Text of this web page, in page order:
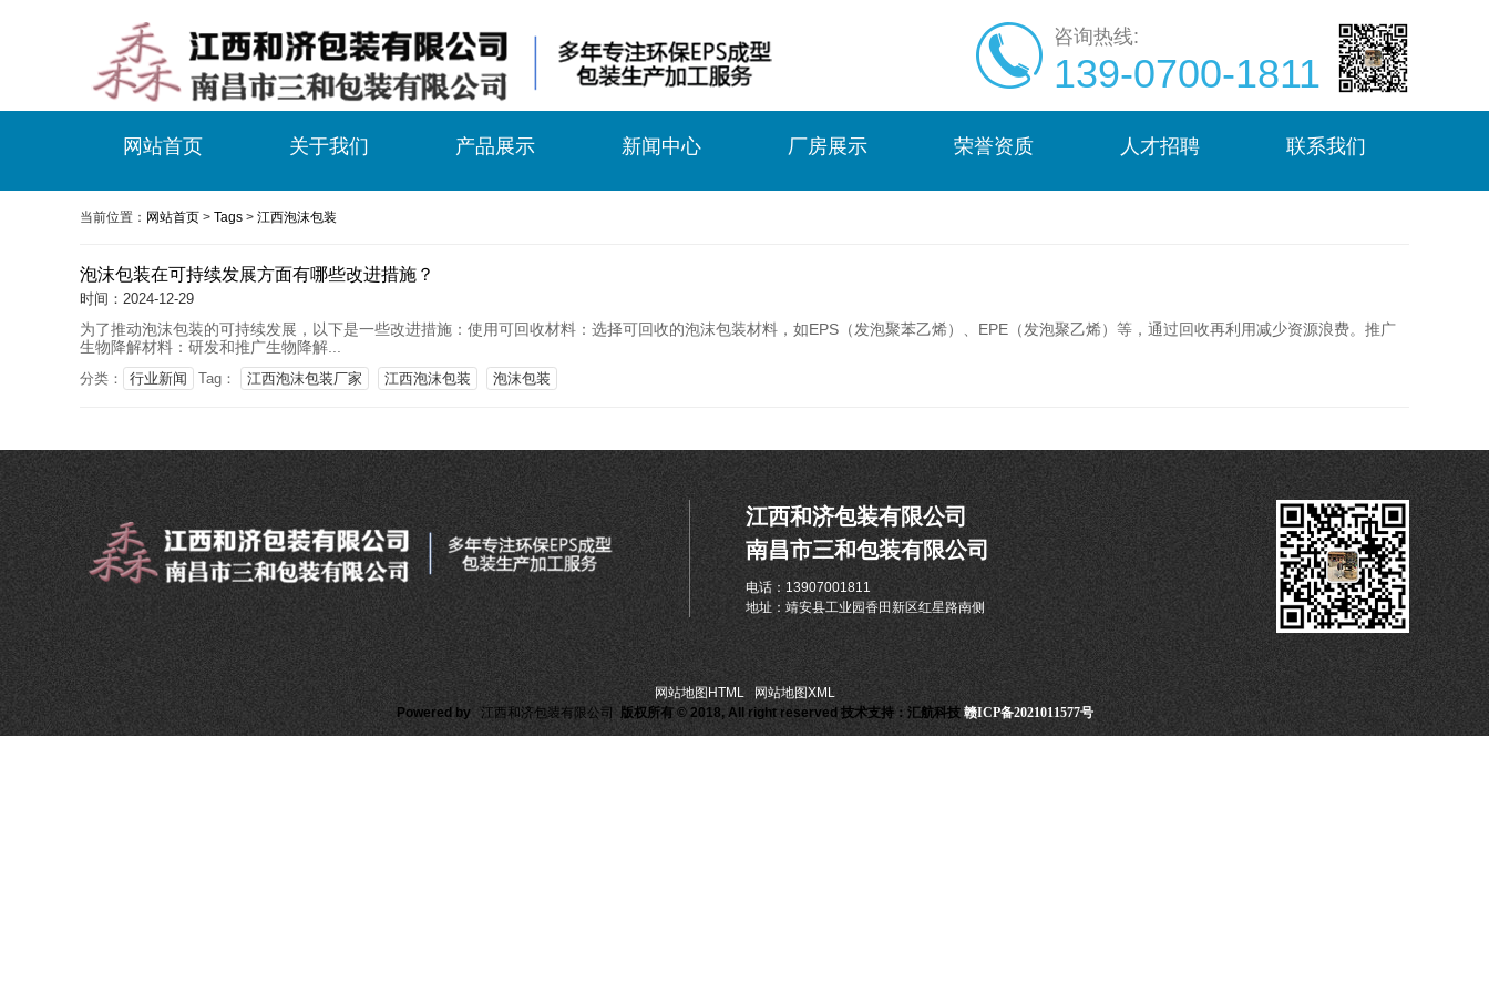
咨询热线:
139-0700-1811
网站首页 关于我们 产品展示 新闻中心 厂房展示 荣誉资质 人才招聘 联系我们
当前位置： 网站首页 > Tags > 江西泡沫包装
泡沫包装在可持续发展方面有哪些改进措施？
时间：2024-12-29
为了推动泡沫包装的可持续发展，以下是一些改进措施：使用可回收材料：选择可回收的泡沫包装材料，如EPS（发泡聚苯乙烯）、EPE（发泡聚乙烯）等，通过回收再利用减少资源浪费。推广
生物降解材料：研发和推广生物降解...
分类： 行业新闻 Tag： 江西泡沫包装厂家 江西泡沫包装 泡沫包装
江西和济包装有限公司
南昌市三和包装有限公司
电话：13907001811
地址：靖安县工业园香田新区红星路南侧
网站地图HTML|
网站地图XML
Powered by
江西和济包装有限公司 版权所有 © 2018, All right reserved技术支持：汇航科技 赣ICP备2021011577号